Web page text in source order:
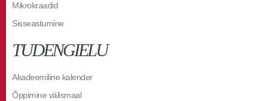
Mikrokraadid
Sisseastumine
TUDENGIELU
Akadeemiline kalender
Õppimine välismaal